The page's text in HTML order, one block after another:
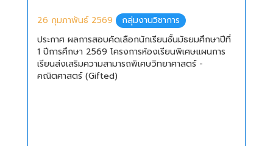
26 กุมภาพันธ์ 2569
กลุ่มงานวิชาการ
ประกาศ ผลการสอบคัดเลือกนักเรียนชั้นมัธยมศึกษาปีที่
1 ปีการศึกษา 2569 โครงการห้องเรียนพิเศษแผนการ
เรียนส่งเสริมความสามารถพิเศษวิทยาศาสตร์ -
คณิตศาสตร์ (Gifted)